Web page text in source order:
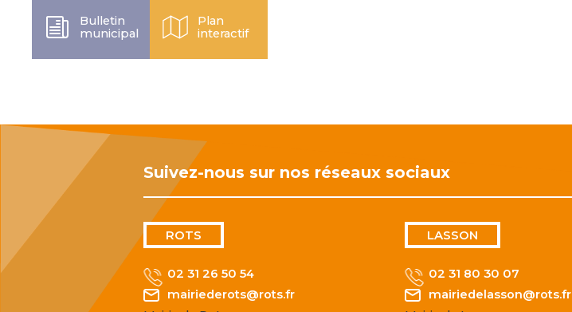
Bulletin
municipal
Plan
interactif
Suivez-nous sur nos réseaux sociaux
ROTS
02 31 26 50 54
mairiederots@rots.fr
LASSON
02 31 80 30 07
mairiedelasson@rots.fr